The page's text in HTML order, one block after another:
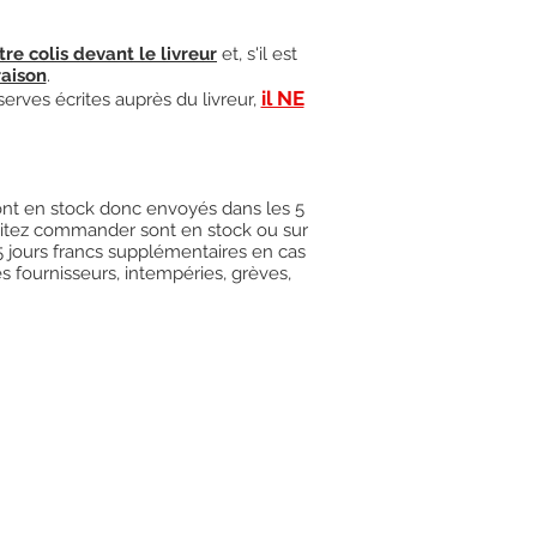
colis devant le livreur et, s'il est
.
écrites auprès du livreur, il NE
en stock donc envoyés dans les 5
commander sont en stock ou sur
francs supplémentaires en cas
fournisseurs, intempéries, grèves,